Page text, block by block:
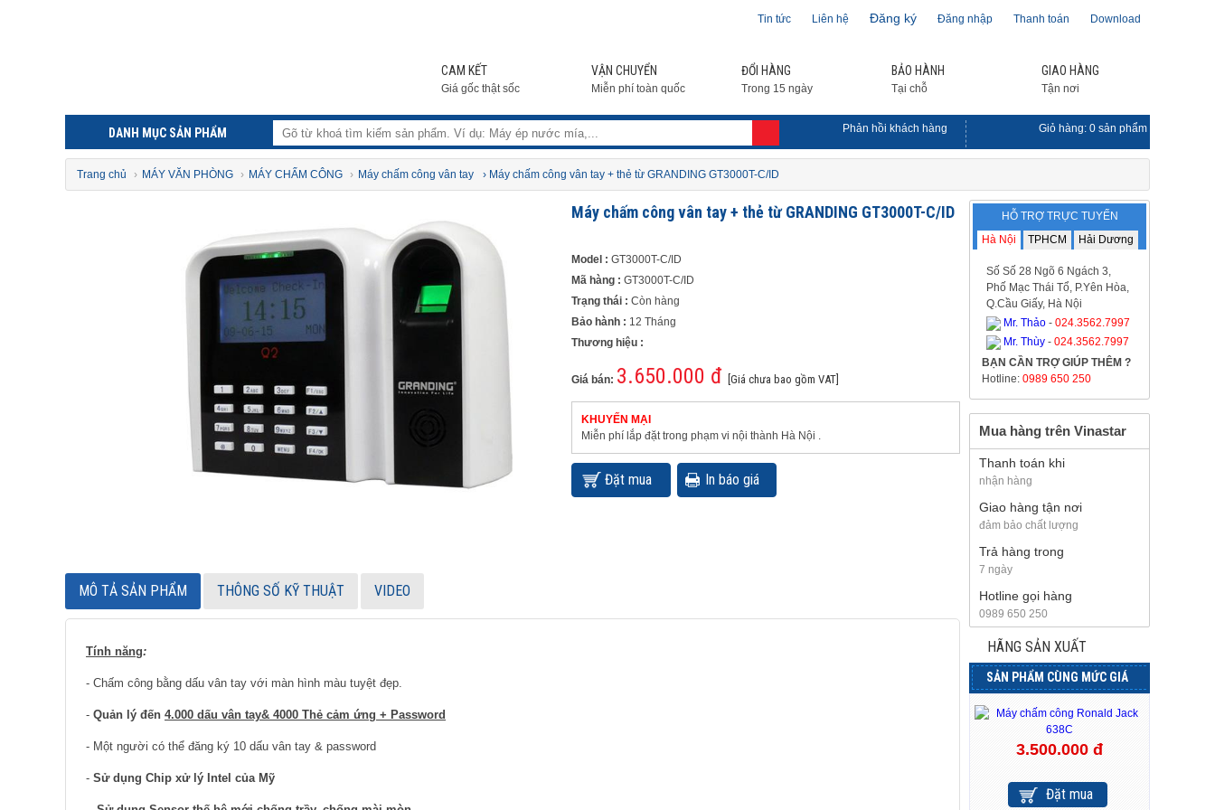
Tin tức Liên hệ Đăng ký Đăng nhập Thanh toán Download
CAM KẾT
Giá gốc thật sốc
VẬN CHUYỂN
Miễn phí toàn quốc
ĐỔI HÀNG
Trong 15 ngày
BẢO HÀNH
Tại chỗ
GIAO HÀNG
Tận nơi
DANH MỤC SẢN PHẨM Phản hồi khách hàng Giỏ hàng: 0 sản phẩm
Trang chủ › MÁY VĂN PHÒNG › MÁY CHẤM CÔNG › Máy chấm công vân tay › Máy chấm công vân tay + thẻ từ GRANDING GT3000T-C/ID
Máy chấm công vân tay + thẻ từ GRANDING GT3000T-C/ID
Model : GT3000T-C/ID
Mã hàng : GT3000T-C/ID
Trạng thái : Còn hàng
Bảo hành : 12 Tháng
Thương hiệu :
Giá bán: 3.650.000 đ [Giá chưa bao gồm VAT]
KHUYẾN MẠI
Miễn phí lắp đặt trong phạm vi nội thành Hà Nội .
Đặt mua In báo giá
MÔ TẢ SẢN PHẨM THÔNG SỐ KỸ THUẬT VIDEO
Tính năng:
- Chấm công bằng dấu vân tay với màn hình màu tuyệt đẹp.
- Quản lý đến 4.000 dấu vân tay& 4000 Thẻ cảm ứng + Password
- Một người có thể đăng ký 10 dấu vân tay & password
- Sử dụng Chip xử lý Intel của Mỹ
HỖ TRỢ TRỰC TUYẾN
Hà Nội
TPHCM Hải Dương
Số Số 28 Ngõ 6 Ngách 3,
Phố Mạc Thái Tổ, P.Yên Hòa,
Q.Cầu Giấy, Hà Nội
Mr. Thảo - 024.3562.7997
Mr. Thùy - 024.3562.7997
BẠN CẦN TRỢ GIÚP THÊM ?
Hotline: 0989 650 250
Mua hàng trên Vinastar
Thanh toán khi
nhận hàng
Giao hàng tận nơi
đảm bảo chất lượng
Trả hàng trong
7 ngày
Hotline gọi hàng
0989 650 250
HÃNG SẢN XUẤT
SẢN PHẨM CÙNG MỨC GIÁ
3.500.000 đ
Đặt mua